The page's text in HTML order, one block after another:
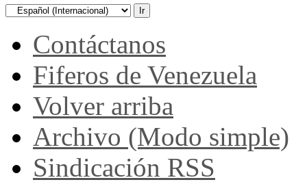
Contáctanos
Fiferos de Venezuela
Volver arriba
Archivo (Modo simple)
Sindicación RSS